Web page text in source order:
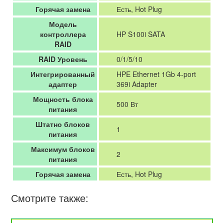
Горячая замена
Есть, Hot Plug
Модель
контроллера
RAID
HP S100i SATA
RAID Уровень
0/1/5/10
Интегрированный
адаптер
HPE Ethernet 1Gb 4-port
369i Adapter
Мощность блока
питания
500 Вт
Штатно блоков
питания
1
Максимум блоков
питания
2
Горячая замена
Есть, Hot Plug
Смотрите также: